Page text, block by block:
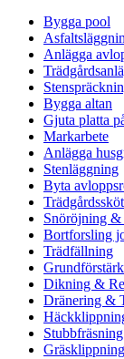
Bygga pool
Anlägga
Bygga altan
Gjuta platta
Markarbete
Anlägga
Stenläggning
Byta
Snöröjning
Bortforsling
Trädfällning
Dikning &
Dränering &
Stubbfräsning
Gräsklippning